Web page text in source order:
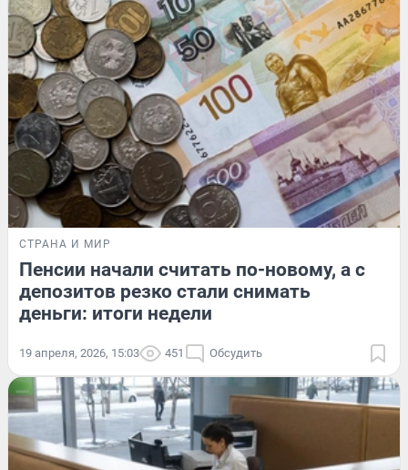
СТРАНА И МИР
Пенсии начали считать по-новому, а с
депозитов резко стали снимать
деньги: итоги недели
19 апреля, 2026, 15:03 451 Обсудить